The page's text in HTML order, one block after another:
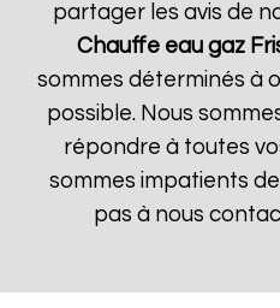
partager les avis de
Chauffe eau gaz
sommes déterminés à
possible. Nous
répondre à toutes
sommes impatients
pas à nous